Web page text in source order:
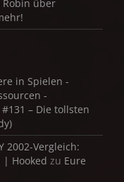
Robin über
in Spielen -
-
– Die tollsten
2002-Vergleich:
| Hooked zu Eure